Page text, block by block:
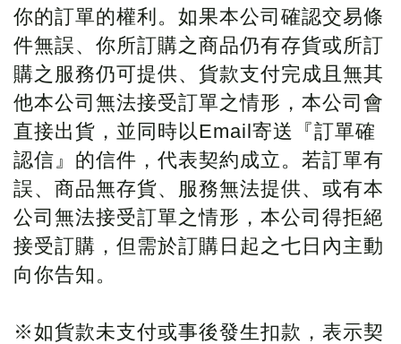
你的訂單的權利。如果本公司確認交易條
件無誤、你所訂購之商品仍有存貨或所訂
購之服務仍可提供、貨款支付完成且無其
他本公司無法接受訂單之情形，本公司會
直接出貨，並同時以Email寄送『訂單確
認信』的信件，代表契約成立。若訂單有
誤、商品無存貨、服務無法提供、或有本
公司無法接受訂單之情形，本公司得拒絕
接受訂購，但需於訂購日起之七日內主動
向你告知。
※如貨款未支付或事後發生扣款，表示契